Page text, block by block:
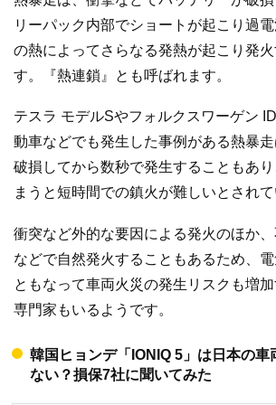
リーパック内部でショートが起こり過
の熱によってさらなる発熱が起こり発
す。『熱連鎖』とも呼ばれます。
テスラ モデルSやフォルクスワーゲン
動車などでも発生した事例がある熱暴
破損してから数秒で発生することもあ
まうと短時間での鎮火が難しいとされて
衝突など外的な要因による発火のほか
などで自然発火することもあるため、
ともなって車両火災の発生リスクも増
専門家もいるようです。
韓国ヒョンデ「IONIQ 5」は日本の車
ない？損保7社に聞いてみた